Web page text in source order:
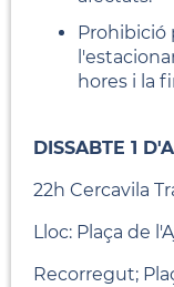
Prohibició
hores i la
DISSABTE 1
22h Cercavila
Lloc: Plaça de
Recorregut;